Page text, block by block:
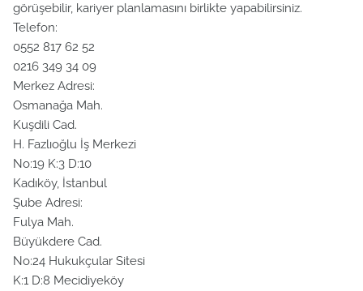
görüşebilir, kariyer planlamasını birlikte yapabilirsiniz.
Telefon:
0552 817 62 52
0216 349 34 09
Merkez Adresi:
Osmanağa Mah.
Kuşdili Cad.
H. Fazlıoğlu İş Merkezi
No:19 K:3 D:10
Kadıköy, İstanbul
Şube Adresi:
Fulya Mah.
Büyükdere Cad.
No:24 Hukukçular Sitesi
K:1 D:8 Mecidiyeköy